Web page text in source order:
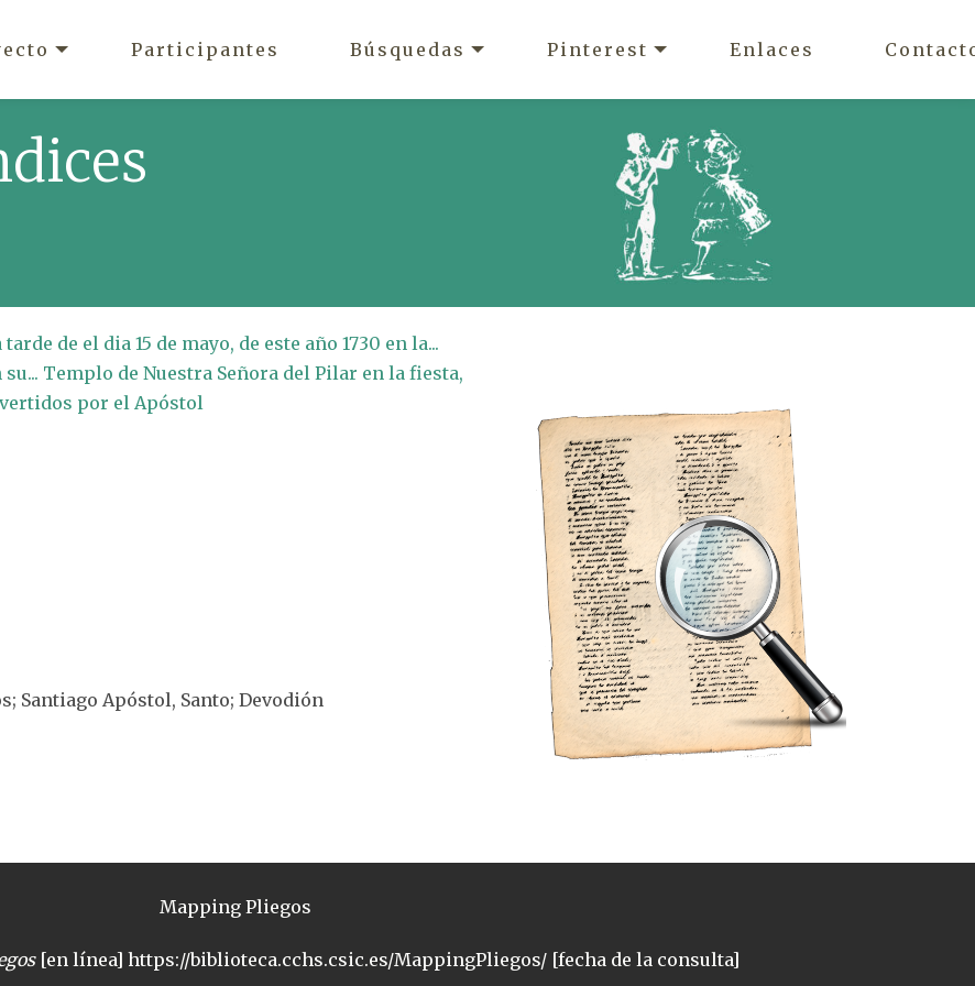
Participantes Búsquedas Pinterest Enlaces
de el dia 15 de mayo, de este año 1730 en la...
Templo de Nuestra Señora del Pilar en la fiesta,
por el Apóstol
Santiago Apóstol, Santo; Devodión
Mapping Pliegos
[en línea] https://biblioteca.cchs.csic.es/MappingPliegos/ [fecha de la consulta]